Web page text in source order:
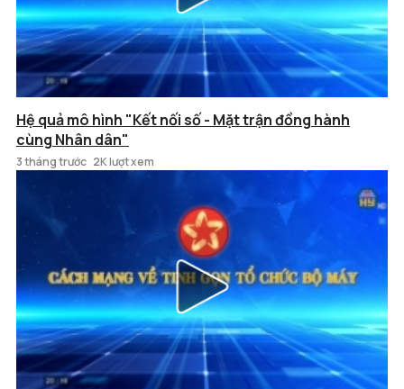
Hệ quả mô hình "Kết nối số - Mặt trận đồng hành
cùng Nhân dân"
3 tháng trước 2K lượt xem